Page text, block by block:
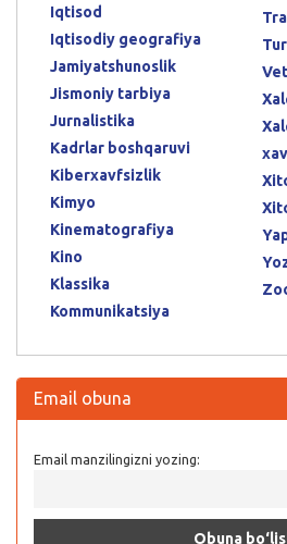
Iqtisod
Iqtisodiy geografiya
Jamiyatshunoslik
Jismoniy tarbiya
Jurnalistika
Kadrlar boshqaruvi
Kiberxavfsizlik
Kimyo
Kinematografiya
Kino
Klassika
Kommunikatsiya
Email obuna
Email manzilingizni yozing: